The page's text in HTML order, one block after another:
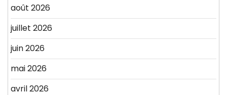
août 2026
juillet 2026
juin 2026
mai 2026
avril 2026